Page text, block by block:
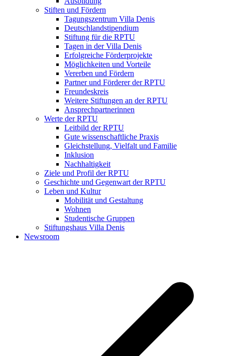
Stiften und Fördern
Tagungszentrum Villa Denis
Deutschlandstipendium
Stiftung für die RPTU
Tagen in der Villa Denis
Erfolgreiche Förderprojekte
Möglichkeiten und Vorteile
Vererben und Fördern
Partner und Förderer der RPTU
Freundeskreis
Weitere Stiftungen an der RPTU
Ansprechpartnerinnen
Werte der RPTU
Leitbild der RPTU
Gute wissenschaftliche Praxis
Gleichstellung, Vielfalt und Familie
Inklusion
Nachhaltigkeit
Ziele und Profil der RPTU
Geschichte und Gegenwart der RPTU
Leben und Kultur
Mobilität und Gestaltung
Wohnen
Studentische Gruppen
Stiftungshaus Villa Denis
Newsroom